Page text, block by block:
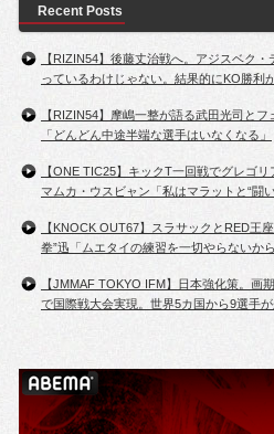
Recent Posts
【RIZIN54】後藤丈治戦へ。アジスベク・
っているわけじゃない。結果的にKO勝利
【RIZIN54】摩嶋一整が語る武田光司とフ
「どんどん中途半端な選手はいなくなる」
【ONE TIC25】キックT一回戦でグレゴリ
マムカ・ウスビャン「私はマラットと“闘い
【KNOCK OUT67】スラサックとRED王
拳”迅「ムエタイの練習を一切やらないから
【JMMAF TOKYO IFM】日本強化策。画
で国際戦大会実現。世界5カ国から9選手が